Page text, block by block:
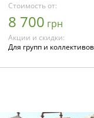
Стоимость от:
8 700 грн
Акции и скидки:
Для групп и коллективов